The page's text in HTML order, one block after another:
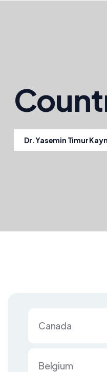
Dr. Yasemin Timur
Canada
Belgium